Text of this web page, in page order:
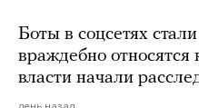
Боты в соцсетях
враждебно
власти начали